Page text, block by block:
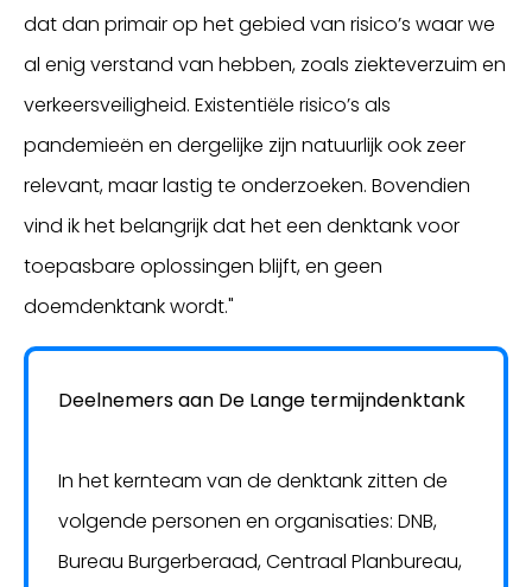
dat dan primair op het gebied van risico’s waar we
al enig verstand van hebben, zoals ziekteverzuim en
verkeersveiligheid. Existentiële risico’s als
pandemieën en dergelijke zijn natuurlijk ook zeer
relevant, maar lastig te onderzoeken. Bovendien
vind ik het belangrijk dat het een denktank voor
toepasbare oplossingen blijft, en geen
doemdenktank wordt."
Deelnemers aan De Lange termijndenktank
In het kernteam van de denktank zitten de
volgende personen en organisaties: DNB,
Bureau Burgerberaad, Centraal Planbureau,